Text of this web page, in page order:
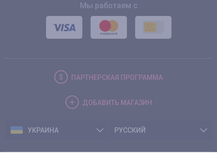
Мы работаем с
ПАРТНЕРСКАЯ ПРОГРАММА
ДОБАВИТЬ МАГАЗИН
УКРАИНА РУССКИЙ